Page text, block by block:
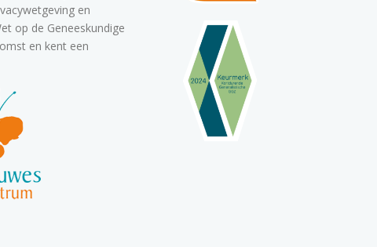
en
op de Geneeskundige
en kent een